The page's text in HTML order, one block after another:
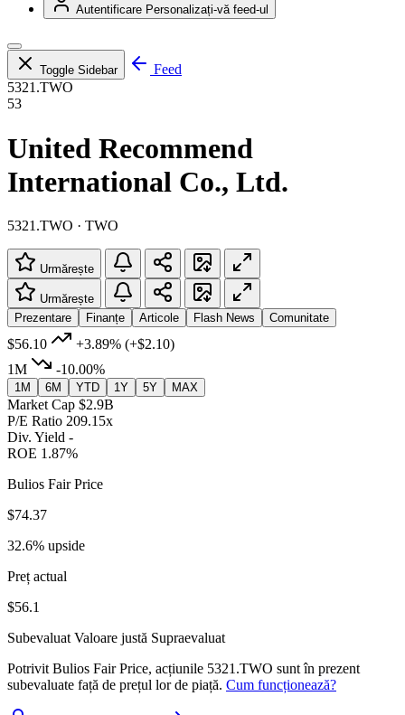
Autentificare Personalizați-vă feed-ul
Toggle Sidebar
Feed
5321.TWO
53
United Recommend
International Co., Ltd.
5321.TWO · TWO
Urmărește
Urmărește
Prezentare
Finanțe Articole Flash News Comunitate
$56.10 +3.89% (+$2.10)
1M
-10.00%
1M 6M YTD 1Y 5Y MAX
Market Cap $2.9B
P/E Ratio 209.15x
Div. Yield -
ROE 1.87%
Bulios Fair Price
$74.37
32.6% upside
Preț actual
$56.1
Subevaluat Valoare justă Supraevaluat
Potrivit Bulios Fair Price, acțiunile 5321.TWO sunt în prezent
subevaluate față de prețul lor de piață. Cum funcționează?